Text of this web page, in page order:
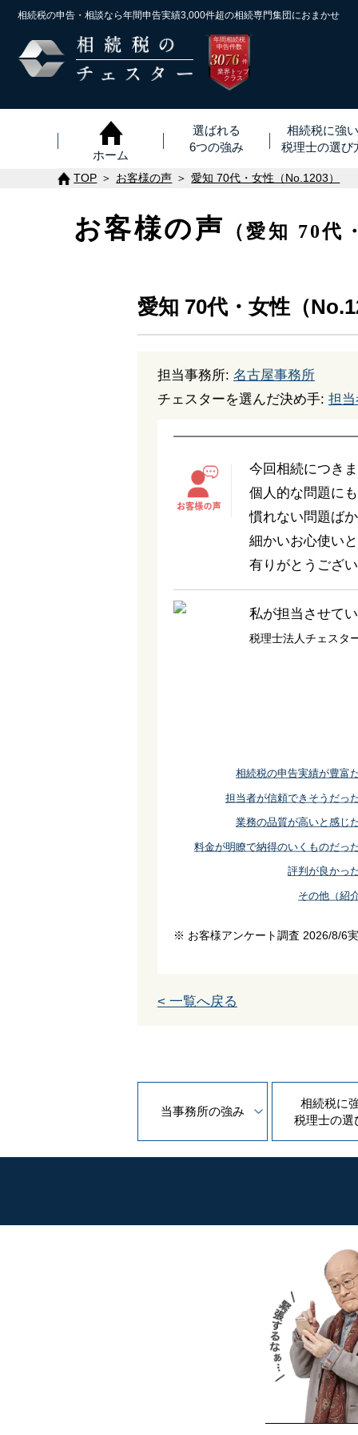
相続税の申告・相談なら年間申告実績3,000件超の相続専門集団におまかせ
年間相続税
申告件数
3076 ※
件
業界トップ
クラス
ホーム
選ばれる
6つの強み
相続税に強
税理士の選び
TOP お客様の声 愛知 70代・女性（No.1203）
お客様の声 （愛知 70代
愛知 70代・女性（
担当事務所: 名古屋事務所
チェスターを選んだ決め手: 担
今回相続につき
個人的な問題に
慣れない問題ば
細かいお心使い
有りがとうござ
私が担当させて
税理士法人チェスタ
相続税の申告実績が豊富
担当者が信頼できそうだっ
業務の品質が高いと感じ
料金が明瞭で納得のいくものだっ
評判が良かっ
その他（紹
※ お客様アンケート調査 2026/8/6
< 一覧へ戻る
当事務所の強み
相続税に
税理士の選